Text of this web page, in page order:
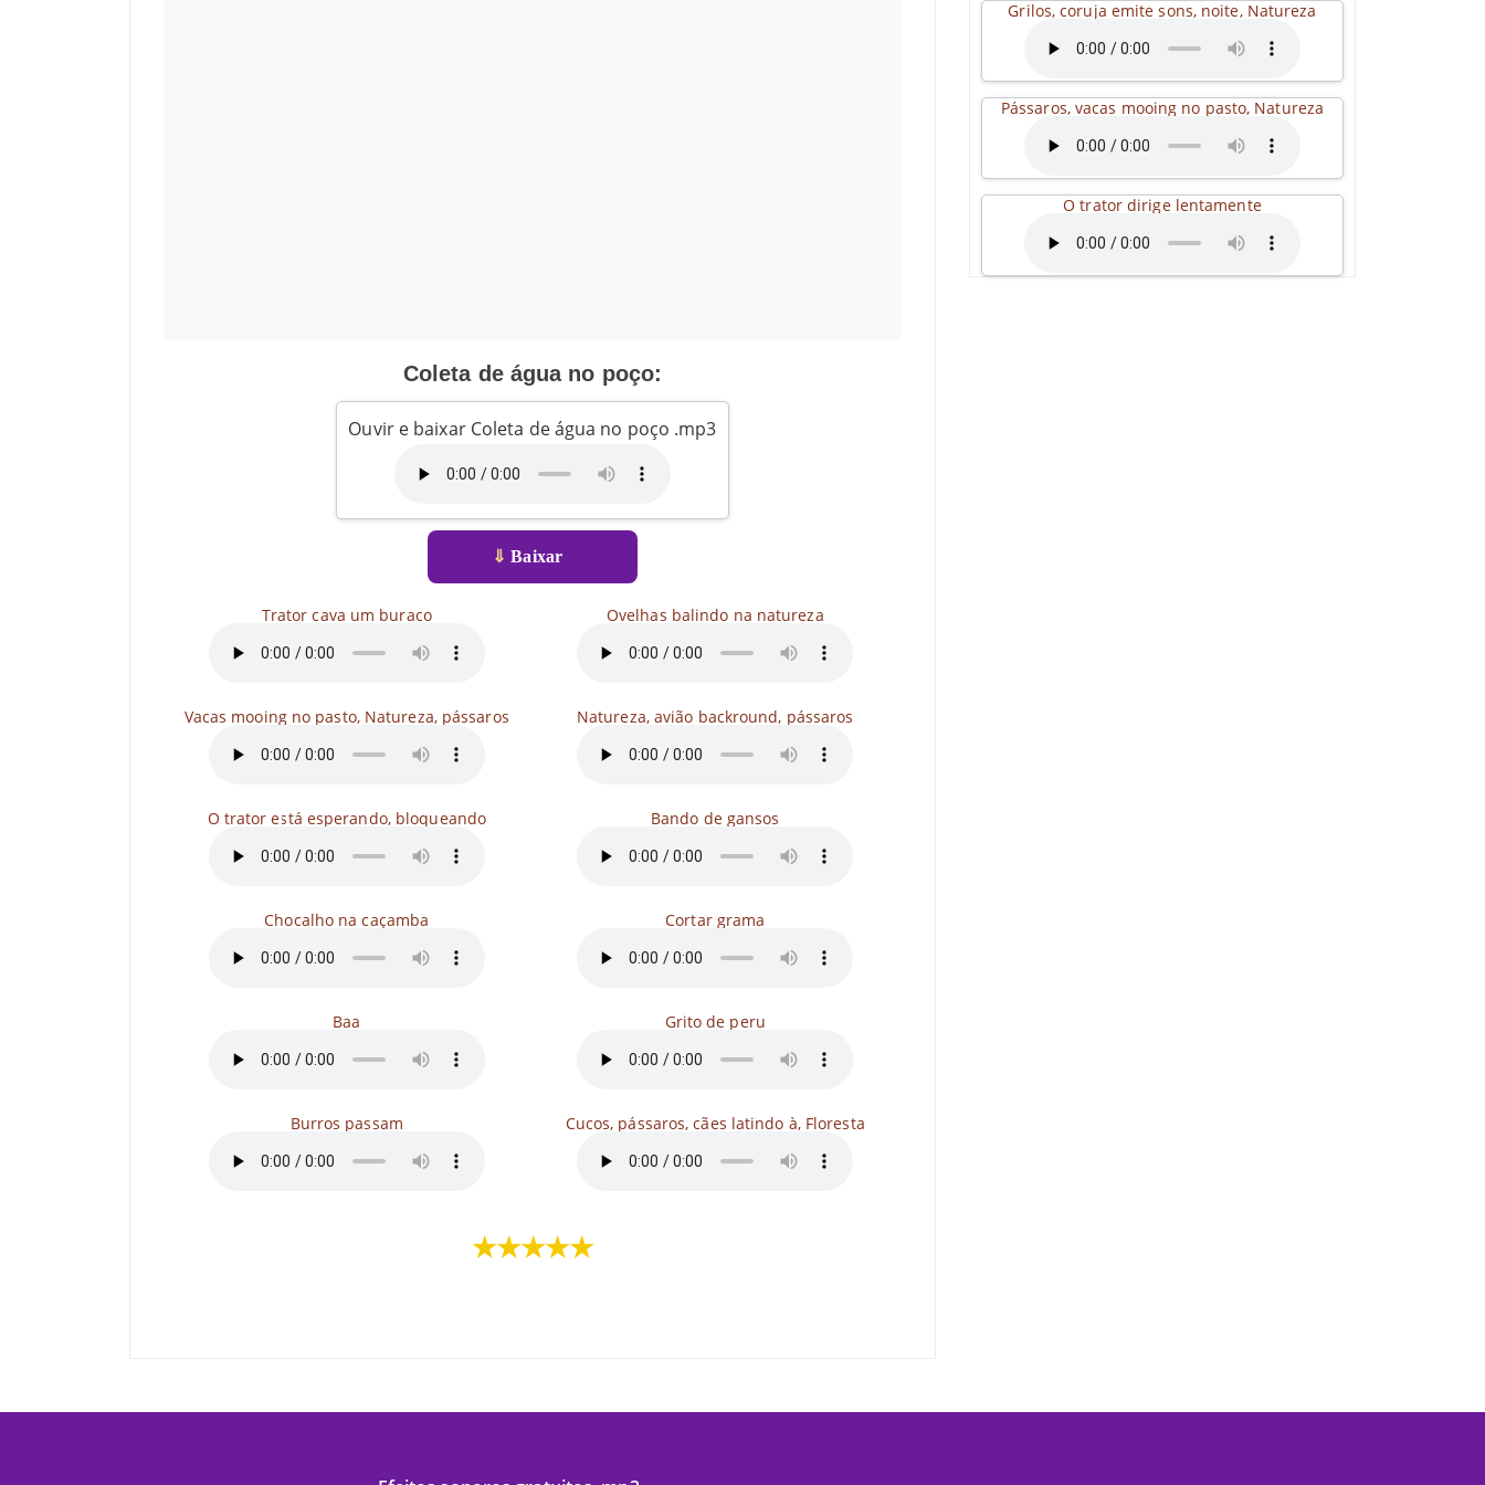
Coleta de água no poço:
Ouvir e baixar Coleta de água no poço .mp3
⇓ Baixar
Trator cava um buraco
Vacas mooing no pasto, Natureza, pássaros
O trator está esperando, bloqueando
Chocalho na caçamba
Baa
Burros passam
Ovelhas balindo na natureza
Natureza, avião backround, pássaros
Bando de gansos
Cortar grama
Grito de peru
Cucos, pássaros, cães latindo à, Floresta
★★★★★
Grilos, coruja emite sons, noite, Natureza
Pássaros, vacas mooing no pasto, Natureza
O trator dirige lentamente